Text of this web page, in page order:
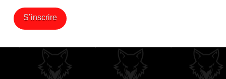
S’inscrire